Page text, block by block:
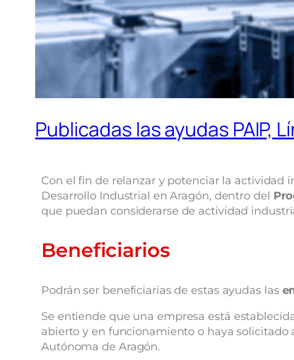
Publicadas las ayudas PAIP,
Con el fin de relanzar y potenciar la actividad
Desarrollo Industrial en Aragón, dentro del
que puedan considerarse de actividad
Beneficiarios
Podrán ser beneficiarias de estas ayudas las
Se entiende que una empresa está
abierto y en funcionamiento o haya
Autónoma de Aragón.